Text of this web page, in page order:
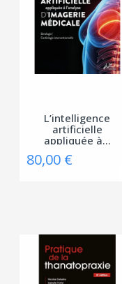
L’intelligence
artificielle
appliquée à...
80,00 €